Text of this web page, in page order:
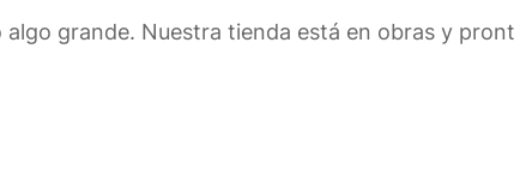
algo grande. Nuestra tienda está en obras y